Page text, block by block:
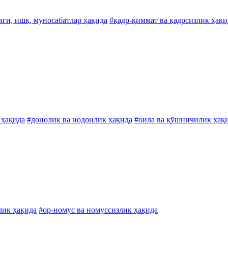
ишқ, муносабатлар ҳақида #қадр-қиммат ва қадрсизлик
#донолик ва нодонлик ҳақида #оила ва қўшничилик
ҳақида #ор-номус ва номуссизлик ҳақида